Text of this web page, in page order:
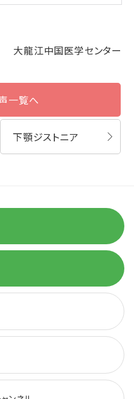
大龍江中国医学センター
一覧へ
下顎ジストニア